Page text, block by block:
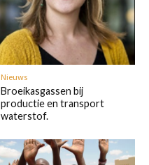
Nieuws
Broeikasgassen bij
productie en transport
waterstof.